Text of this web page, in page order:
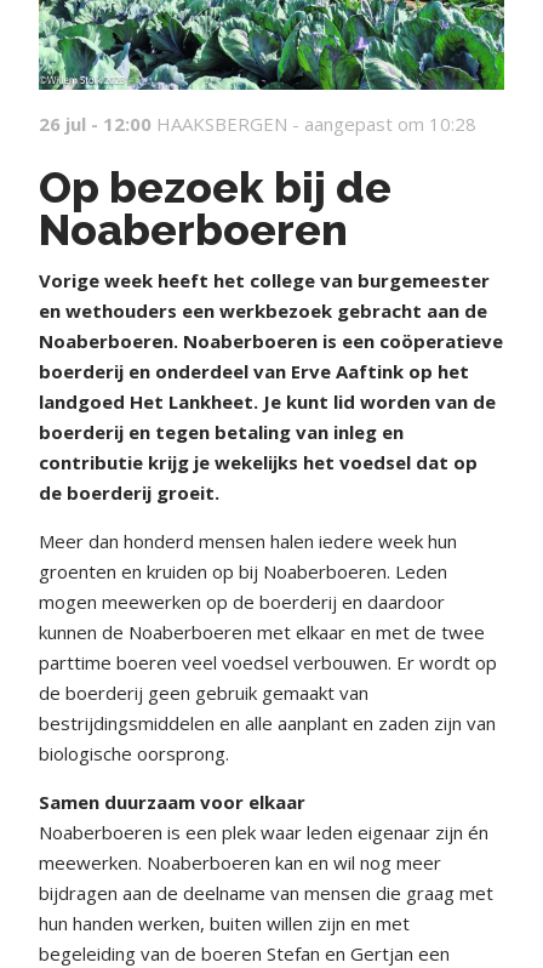
26 jul - 12:00 HAAKSBERGEN - aangepast om 10:28
Op bezoek bij de
Noaberboeren
Vorige week heeft het college van burgemeester
en wethouders een werkbezoek gebracht aan de
Noaberboeren. Noaberboeren is een coöperatieve
boerderij en onderdeel van Erve Aaftink op het
landgoed Het Lankheet. Je kunt lid worden van de
boerderij en tegen betaling van inleg en
contributie krijg je wekelijks het voedsel dat op
de boerderij groeit.
Meer dan honderd mensen halen iedere week hun
groenten en kruiden op bij Noaberboeren. Leden
mogen meewerken op de boerderij en daardoor
kunnen de Noaberboeren met elkaar en met de twee
parttime boeren veel voedsel verbouwen. Er wordt op
de boerderij geen gebruik gemaakt van
bestrijdingsmiddelen en alle aanplant en zaden zijn van
biologische oorsprong.
Samen duurzaam voor elkaar
Noaberboeren is een plek waar leden eigenaar zijn én
meewerken. Noaberboeren kan en wil nog meer
bijdragen aan de deelname van mensen die graag met
hun handen werken, buiten willen zijn en met
begeleiding van de boeren Stefan en Gertjan een